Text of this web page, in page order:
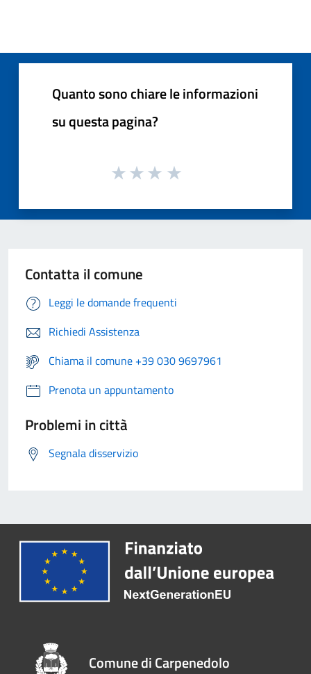
Quanto sono chiare le informazioni
su questa pagina?
Contatta il comune
Leggi le domande frequenti
Richiedi Assistenza
Chiama il comune +39 030 9697961
Prenota un appuntamento
Problemi in città
Segnala disservizio
Comune di Carpenedolo